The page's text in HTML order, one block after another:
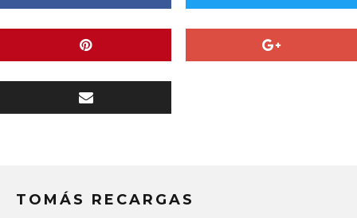
TOMÁS RECARGAS